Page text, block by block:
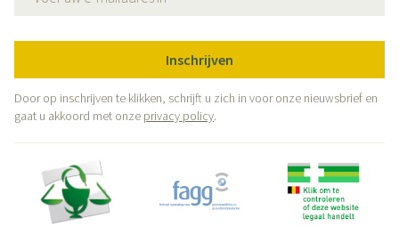
Inschrijven
Door op inschrijven te klikken, schrijft u zich in voor onze nieuwsbrief en
gaat u akkoord met onze privacy policy.